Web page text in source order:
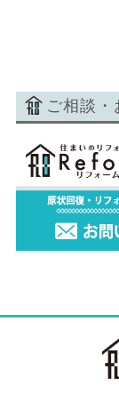
ご相談・